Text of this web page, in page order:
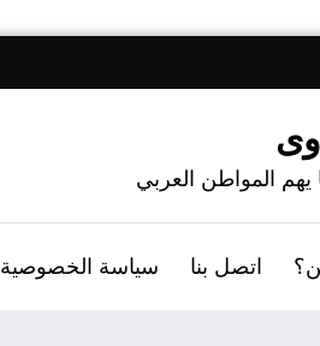
المواطن العربي
اتصل بنا سياسة الخصوصية